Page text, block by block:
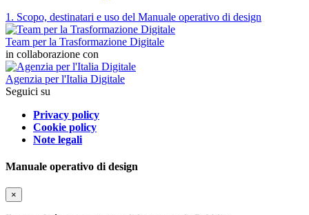
1. Scopo, destinatari e uso del Manuale operativo di design
Team per la Trasformazione Digitale
in collaborazione con
Agenzia per l'Italia Digitale
Seguici su
Privacy policy
Cookie policy
Note legali
Manuale operativo di design
×